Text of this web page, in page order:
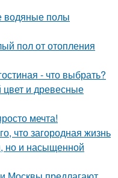
водяные полы
пол от отопления
- что выбрать?
и древесные
мечта!
что загородная жизнь
но и насыщенной